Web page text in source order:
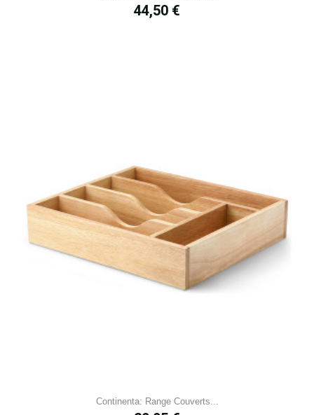
Prix
44,50 €
Continenta: Range Couverts...